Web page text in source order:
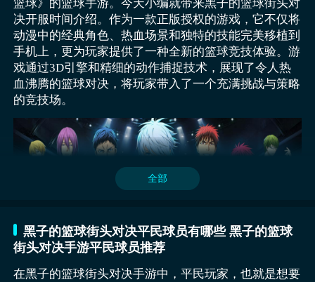
篮球》的篮球手游。今天小编就带来黑子的篮球街头对
决开服时间介绍。作为一款正版授权的游戏，它不仅将
动漫中的经典角色、热血场景和独特的技能完美移植到
手机上，更为玩家提供了一种全新的篮球竞技体验。游
戏通过3D引擎和精细的动作捕捉技术，展现了令人热
血沸腾的篮球对决，将玩家带入了一个充满挑战与策略
的竞技场。
全部
黑子的篮球街头对决平民球员有哪些 黑子的篮球
街头对决手游平民球员推荐
在黑子的篮球街头对决手游中，平民玩家，也就是想要